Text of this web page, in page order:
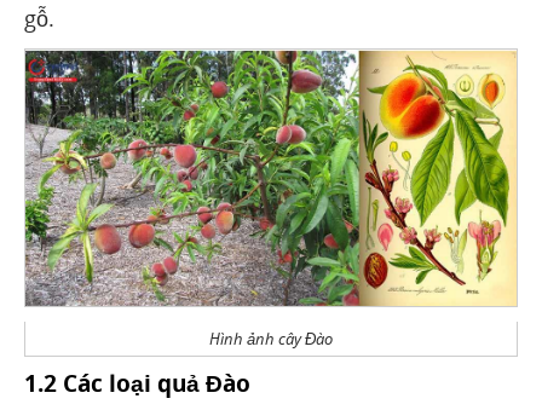
gỗ.
Hình ảnh cây Đào
1.2 Các loại quả Đào